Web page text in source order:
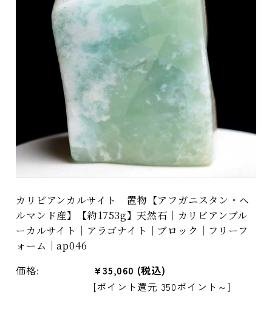
カリビアンカルサイト 置物【アフガニスタン・ヘ
ルマンド産】【約1753g】天然石｜カリビアンブル
ーカルサイト｜アラゴナイト｜ブロック｜フリーフ
ォーム｜ap046
価格: ¥35,060 (税込)
[ポイント還元 350ポイント～]